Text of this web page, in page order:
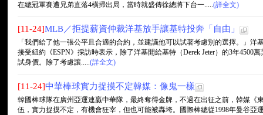
在總冠軍賽遭兄弟直落4橫掃出局，當時就盛傳徐總將下台一.....(詳全文)
[11-24]MLB／拒提薪資仲裁洋基放手讓基特投奔「自由」
「我們給了他一張公平且合適的合約，並建議他可以試著考慮別的選擇。」洋
接受紐約《ESPN》採訪時表示，除了洋基開給基特（Derek Jeter）的3年4500
試身價。除了考慮讓.....(詳全文)
[11-24]中華棒球實力捉摸不定韓媒：像鬼一樣
韓國棒球隊在廣州亞運連贏中華隊，最終奪得金牌，不過在出征之前，韓媒《
伍，實力捉摸不定，有機會狂宰，但也可能被轟垮。國際棒總從1998年曼谷亞